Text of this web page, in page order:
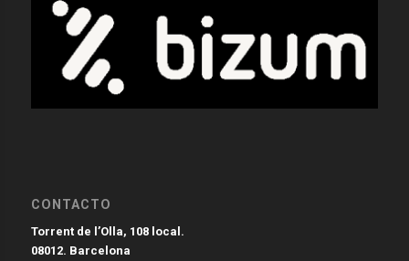
CONTACTO
Torrent de l’Olla, 108 local.
08012. Barcelona